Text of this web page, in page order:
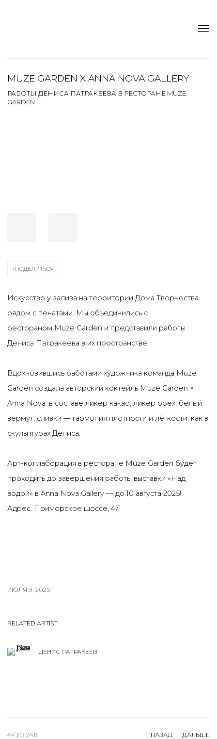
MUZE GARDEN X ANNA NOVA GALLERY
РАБОТЫ ДЕНИСА ПАТРАКЕЕВА В РЕСТОРАНЕ MUZE
GARDEN
ПОДЕЛИТЬСЯ
Искусство у залива на территории Дома Творчества
рядом с пенатами. Мы объединились с
рестораном Muze Garden и представили работы
Дениса Патракеева в их пространстве!
Вдохновившись работами художника команда Muze
Garden создала авторский коктейль Muze Garden ×
Anna Nova: в составе ликер какао, ликер орех, белый
вермут, сливки — гармония плотности и лёгкости, как в
скульптурах Дениса.
Арт-коллаборация в ресторане Muze Garden будет
проходить до завершения работы выставки «Над
водой» в Anna Nova Gallery — до 10 августа 2025!
Адрес: Приморское шоссе, 471
ИЮЛЯ 9, 2025
RELATED ARTIST
ДЕНИС ПАТРАКЕЕВ
НАЗАД ДАЛЬШЕ
44 ИЗ 248